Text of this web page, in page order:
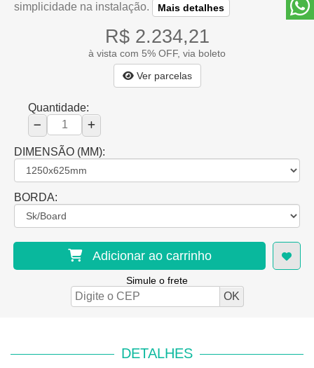
simplicidade na instalação.
Mais detalhes
R$ 2.234,21
à vista com 5% OFF, via boleto
Ver parcelas
Quantidade:
DIMENSÃO (MM):
BORDA:
Adicionar ao carrinho
Simule o frete
DETALHES